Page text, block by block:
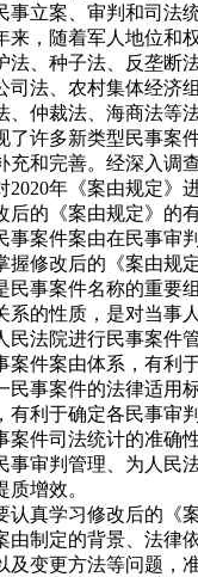
事立案、审判和司法
来，随着军人地位和
法、种子法、反垄断
司法、农村集体经济
、仲裁法、海商法等
了许多新类型民事案
充和完善。经深入调
2020年《案由规定》
后的《案由规定》的
案件案由在民事审
修改后的《案由规定
事案件名称的重要
系的性质，是对当事
民法院进行民事案件
案件案由体系，有利
民事案件的法律适用
有利于确定各民事审
案件司法统计的准确
事审判管理、为人民
增效。
真学习修改后的《
由制定的背景、法律
及变更方法等问题，